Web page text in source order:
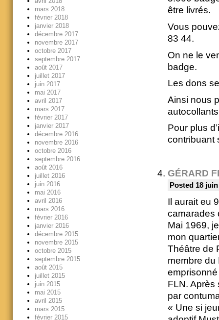
être livrés.
Vous
83 44.
On ne le
badge.
Les dons
Ainsi nous
Pour plus
contribuant
GÉRARD
Posted 18
Il aurait eu
camarades
Mai 1969,
mon
Théâtre de
membre du
FLN. Après
par
« Une si
mars 2018
février 2018
janvier 2018
décembre 2017
novembre 2017
octobre 2017
septembre 2017
août 2017
juillet 2017
juin 2017
mai 2017
avril 2017
mars 2017
février 2017
janvier 2017
décembre 2016
novembre 2016
octobre 2016
septembre 2016
août 2016
juillet 2016
juin 2016
mai 2016
avril 2016
mars 2016
février 2016
janvier 2016
décembre 2015
novembre 2015
octobre 2015
septembre 2015
août 2015
juillet 2015
juin 2015
mai 2015
avril 2015
mars 2015
février 2015